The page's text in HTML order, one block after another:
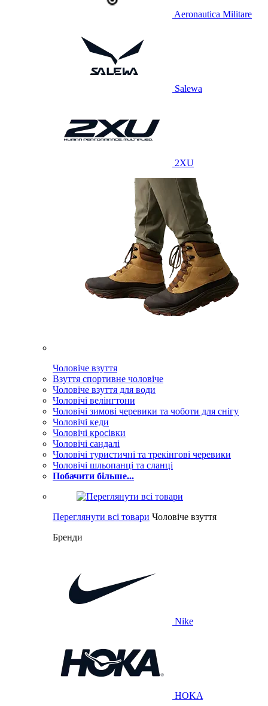
Aeronautica Militare
Salewa
2XU
Чоловіче взуття
Взуття спортивне чоловіче
Чоловіче взуття для води
Чоловічі велінгтони
Чоловічі зимові черевики та чоботи для снігу
Чоловічі кеди
Чоловічі кросівки
Чоловічі сандалі
Чоловічі туристичні та трекінгові черевики
Чоловічі шльопанці та сланці
Побачити більше...
Переглянути всі товари Чоловіче взуття
Бренди
Nike
HOKA